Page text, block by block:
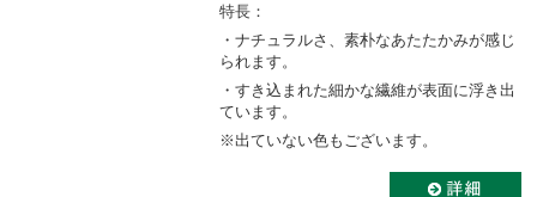
特長：
・ナチュラルさ、素朴なあたたかみが感じ
られます。
・すき込まれた細かな繊維が表面に浮き出
ています。
※出ていない色もございます。